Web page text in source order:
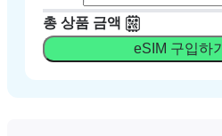
총 상품 금액
eSIM 구입하기